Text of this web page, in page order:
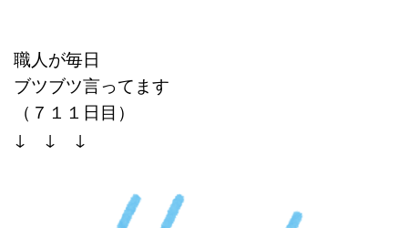
職人が毎日
ブツブツ言ってます
（７１１ 日目）
↓ ↓ ↓